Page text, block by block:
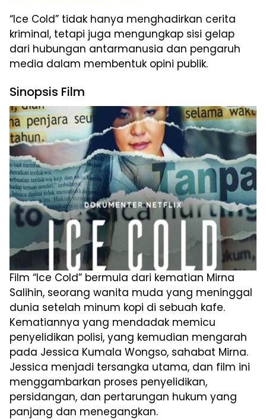
“Ice Cold” tidak hanya menghadirkan cerita
kriminal, tetapi juga mengungkap sisi gelap
dari hubungan antarmanusia dan pengaruh
media dalam membentuk opini publik.
Sinopsis Film
Film “Ice Cold” bermula dari kematian Mirna
Salihin, seorang wanita muda yang meninggal
dunia setelah minum kopi di sebuah kafe.
Kematiannya yang mendadak memicu
penyelidikan polisi, yang kemudian mengarah
pada Jessica Kumala Wongso, sahabat Mirna.
Jessica menjadi tersangka utama, dan film ini
menggambarkan proses penyelidikan,
persidangan, dan pertarungan hukum yang
panjang dan menegangkan.